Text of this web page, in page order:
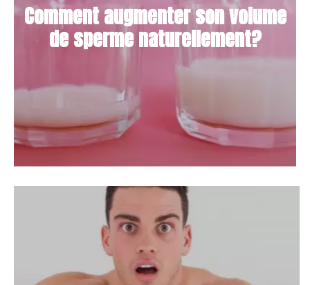
Comment augmenter son volume
de sperme naturellement?